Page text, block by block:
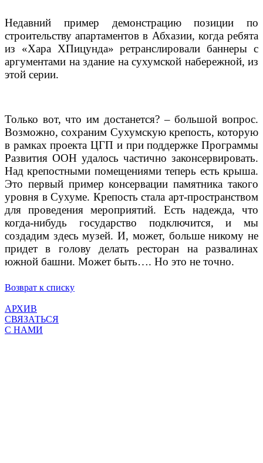
Недавний пример демонстрацию позиции по
строительству апартаментов в Абхазии, когда ребята
из «Хара ХПицунда» ретранслировали баннеры с
аргументами на здание на сухумской набережной, из
этой серии.
Только вот, что им достанется? – большой вопрос.
Возможно, сохраним Сухумскую крепость, которую
в рамках проекта ЦГП и при поддержке Программы
Развития ООН удалось частично законсервировать.
Над крепостными помещениями теперь есть крыша.
Это первый пример консервации памятника такого
уровня в Сухуме. Крепость стала арт-пространством
для проведения мероприятий. Есть надежда, что
когда-нибудь государство подключится, и мы
создадим здесь музей. И, может, больше никому не
придет в голову делать ресторан на развалинах
южной башни. Может быть…. Но это не точно.
Возврат к списку
АРХИВ
СВЯЗАТЬСЯ
С НАМИ